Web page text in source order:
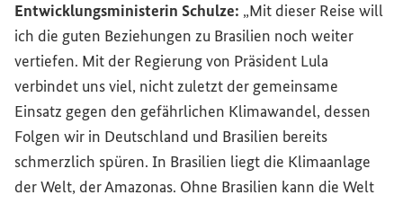
Entwicklungsministerin Schulze: „Mit dieser Reise will
ich die guten Beziehungen zu Brasilien noch weiter
vertiefen. Mit der Regierung von Präsident Lula
verbindet uns viel, nicht zuletzt der gemeinsame
Einsatz gegen den gefährlichen Klimawandel, dessen
Folgen wir in Deutschland und Brasilien bereits
schmerzlich spüren. In Brasilien liegt die Klimaanlage
der Welt, der Amazonas. Ohne Brasilien kann die Welt